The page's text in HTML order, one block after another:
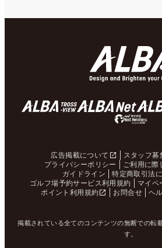
広告掲載について スタッフ募
プライバシーポリシー
ご利用に際
ガイドライン
特定商取引法
ゴルフ場予約サービス利用規約
マイペ
ポイント利用規約
お問合せ ヘ
掲載されている全てのコンテンツの無断での転
す。